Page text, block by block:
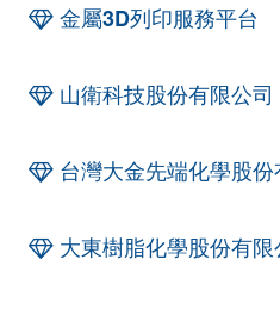
金屬3D列印服務平台
山衛科技股份有限公司
台灣大金先端化學股份
大東樹脂化學股份有限